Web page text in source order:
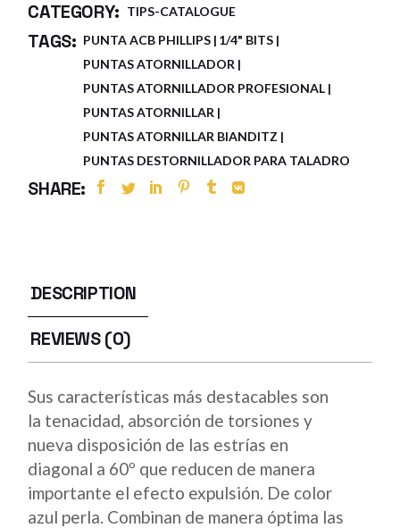
CATEGORY: TIPS-CATALOGUE
TAGS: PUNTA ACB PHILLIPS 1/4" BITS
PUNTAS ATORNILLADOR
PUNTAS ATORNILLADOR PROFESIONAL
PUNTAS ATORNILLAR
PUNTAS ATORNILLAR BIANDITZ
PUNTAS DESTORNILLADOR PARA TALADRO
SHARE:
DESCRIPTION
REVIEWS (0)
Sus características más destacables son
la tenacidad, absorción de torsiones y
nueva disposición de las estrías en
diagonal a 60º que reducen de manera
importante el efecto expulsión. De color
azul perla. Combinan de manera óptima las